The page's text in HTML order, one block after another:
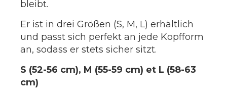
bleibt.
Er ist in drei Größen (S, M, L) erhältlich
und passt sich perfekt an jede Kopfform
an, sodass er stets sicher sitzt.
S (52-56 cm), M (55-59 cm) et L (58-63
cm)